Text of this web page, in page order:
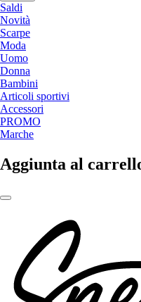
Saldi
Novità
Scarpe
Moda
Uomo
Donna
Bambini
Articoli sportivi
Accessori
PROMO
Marche
Aggiunta al